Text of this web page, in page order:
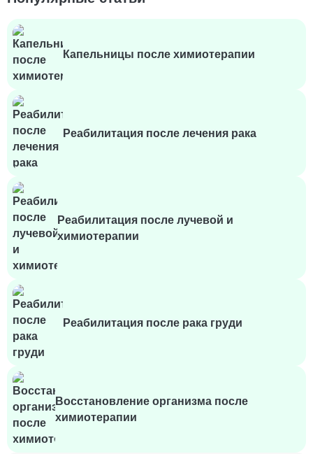
Капельницы после химиотерапии
Реабилитация после лечения рака
Реабилитация после лучевой и
химиотерапии
Реабилитация после рака груди
Восстановление организма после
химиотерапии